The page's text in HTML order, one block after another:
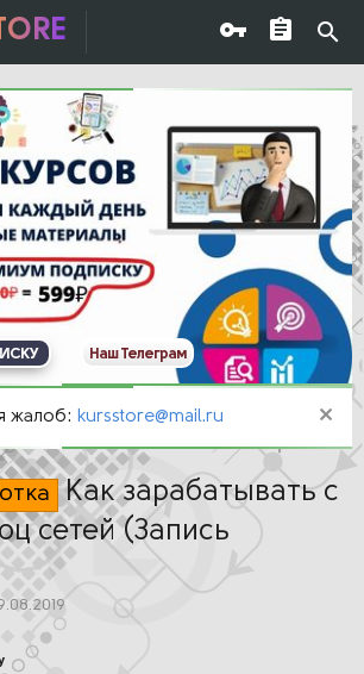
Наш Телеграм
жалоб: kursstore@mail.ru
Как зарабатывать с
сетей (Запись